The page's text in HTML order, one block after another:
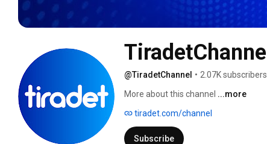
TiradetChannel
@TiradetChannel • 2.07K subscribers
More about this channel ...more
tiradet.com/channel
Subscribe